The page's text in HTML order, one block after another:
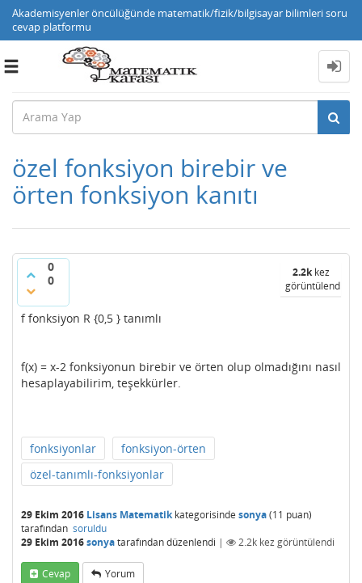
Akademisyenler öncülüğünde matematik/fizik/bilgisayar bilimleri soru
cevap platformu
Toggle
özel fonksiyon birebir ve
örten fonksiyon kanıtı
0
0
2.2kkez
görüntülendi
f fonksiyon R {0,5 } tanımlı
f(x) = x-2 fonksiyonun birebir ve örten olup olmadığını nasıl
hesaplayabilirim, teşekkürler.
fonksiyonlar
fonksiyon-örten
özel-tanımlı-fonksiyonlar
29 Ekim 2016 Lisans Matematikkategorisinde sonya(11 puan)
tarafından soruldu
29 Ekim 2016sonyatarafındandüzenlendi | 2.2k kez görüntülendi
Cevap Yorum